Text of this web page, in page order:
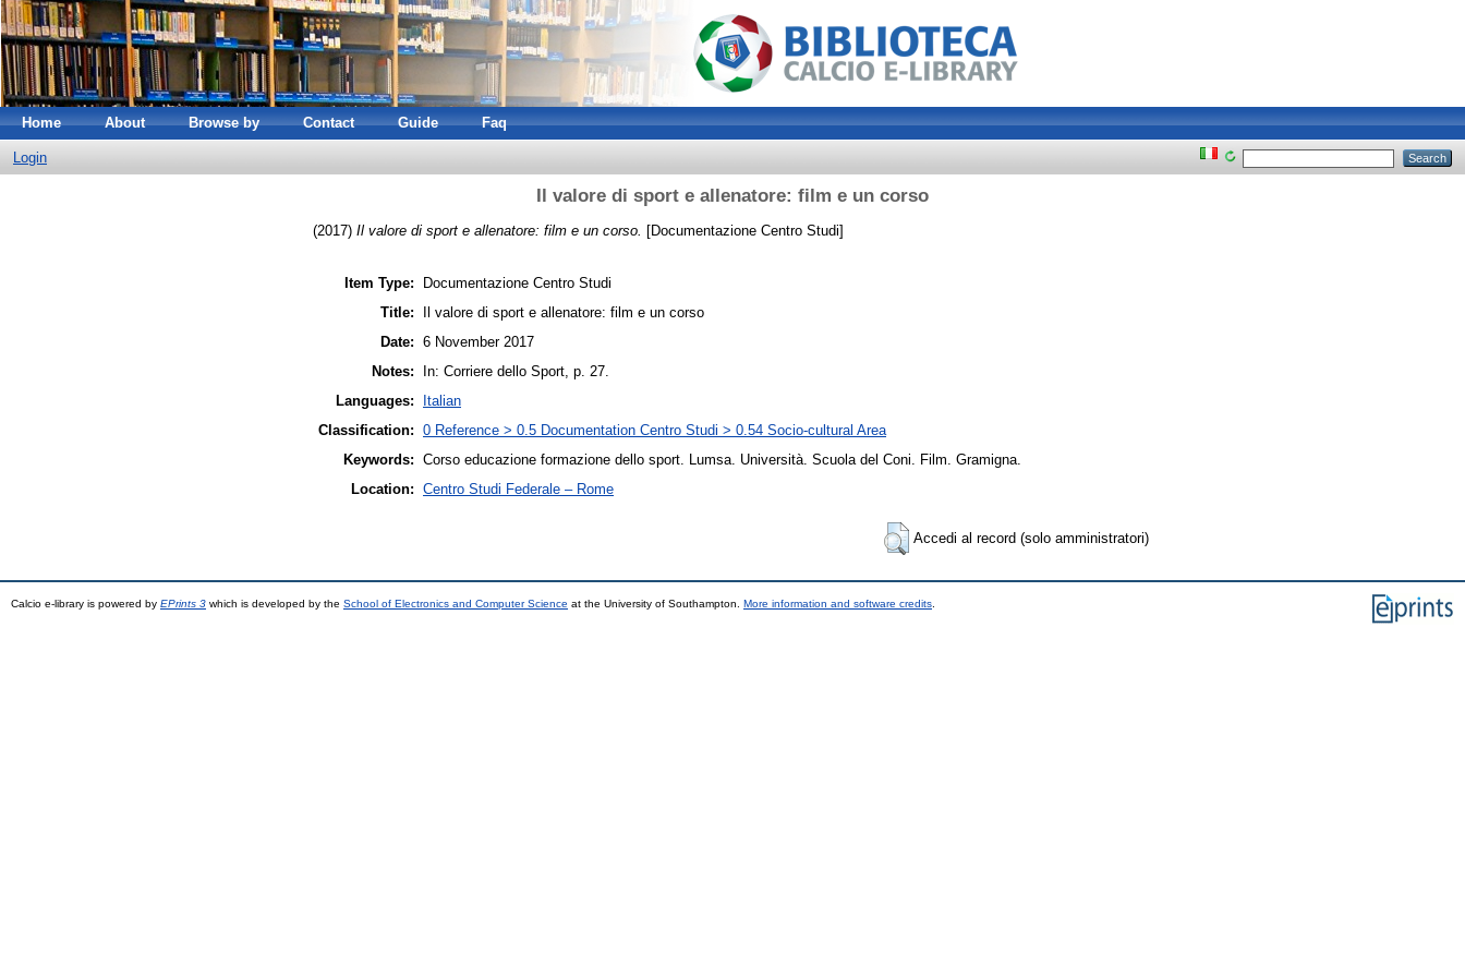
Home About Browse by Contact Guide Faq
Login
Il valore di sport e allenatore: film e un corso
(2017) Il valore di sport e allenatore: film e un corso. [Documentazione Centro Studi]
Item Type:
Documentazione Centro Studi
Title:
Il valore di sport e allenatore: film e un corso
Date: 6 November 2017
Notes:
In: Corriere dello Sport, p. 27.
Languages:
Italian
Classification: 0 Reference > 0.5 Documentation Centro Studi > 0.54 Socio-cultural Area
Keywords: Corso educazione formazione dello sport. Lumsa. Università. Scuola del Coni. Film. Gramigna.
Location: Centro Studi Federale – Rome
Accedi al record (solo amministratori)
Calcio e-library is powered by EPrints 3 which is developed by the School of Electronics and Computer Science at the University of Southampton. More information and software credits